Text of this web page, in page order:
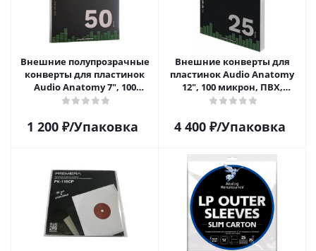
Внешние полупрозрачные
конверты для пластинок
Audio Anatomy 7", 100
микрон, полиэтилен (50 шт)
1 200₽/Упаковка
Внешние конверты для
пластинок Audio Anatomy
12", 100 микрон, ПВХ,
GATEFOLD (25 шт)
4 400₽/Упаковка